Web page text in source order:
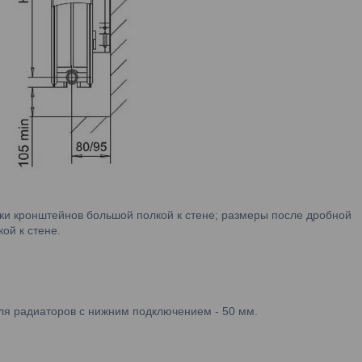
кронштейнов большой полкой к стене; размеры после дробной
к стене.
радиаторов с нижним подключением - 50 мм.